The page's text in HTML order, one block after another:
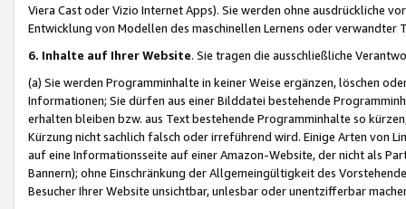
Viera Cast oder Vizio Internet Apps). Sie werden ohne ausdrückliche
Entwicklung von Modellen des maschinellen Lernens oder
6. Inhalte auf Ihrer Website. Sie tragen die ausschließliche
(a) Sie werden Programminhalte in keiner Weise ergänzen, löschen
Informationen; Sie dürfen aus einer Bilddatei bestehende
erhalten bleiben bzw. aus Text bestehende Programminhalte so
Kürzung nicht sachlich falsch oder irreführend wird. Einige Arten von
auf eine Informationsseite auf einer Amazon-Website, der nicht als
Bannern); ohne Einschränkung der Allgemeingültigkeit des
Besucher Ihrer Website unsichtbar, unlesbar oder unentzifferbar